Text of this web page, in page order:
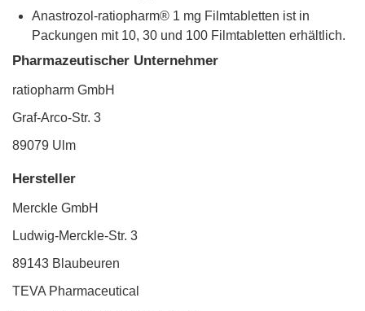
Anastrozol-ratiopharm® 1 mg Filmtabletten ist in
Packungen mit 10, 30 und 100 Filmtabletten erhältlich.
Pharmazeutischer Unternehmer
ratiopharm GmbH
Graf-Arco-Str. 3
89079 Ulm
Hersteller
Merckle GmbH
Ludwig-Merckle-Str. 3
89143 Blaubeuren
TEVA Pharmaceutical